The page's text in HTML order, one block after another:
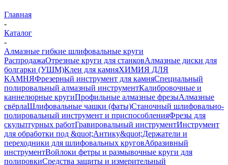
Главная
-
Каталог
-
Алмазные гибкие шлифовальные круги
РаспродажаОтрезные круги для станковАлмазные диски для
болгарки (УШМ)Клеи для камняХИМИЯ ДЛЯ
КАМНЯФрезерный инструмент для камняСпециальный
полировальный алмазный инструментКалибровочные и
каннелюрные кругиПрофильные алмазные фрезыАлмазные
свёрлаШлифовальные чашки (фаты)Станочный шлифовально-
полировальный инструмент и приспособленияФрезы для
скульптурных работГравировальный инструментИнструмент
для обработки под &quot;Антику&quot;Держатели и
переходники для шлифовальных круговАбразивный
инструментВойлоки фетры и размывочные круги для
полировкиСредства защиты и измерительный